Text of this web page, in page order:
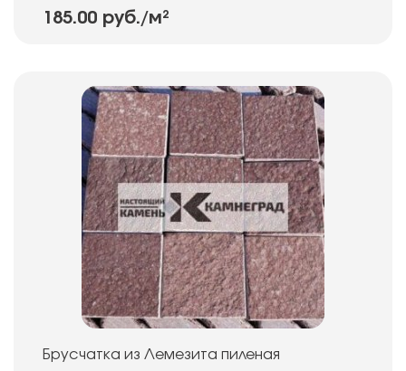
185.00 руб./м²
Брусчатка из Лемезита пиленая